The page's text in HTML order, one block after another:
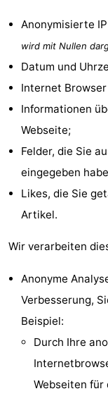
Aussichtspunkte
Attraktionen
Spielplätze
-
Spielplätze
Bowling
Wellness-
Zentren
Sport
Schwimmbader
Anonymisierte
wird mit Nullen
Datum und
Internet
Informationen
Webseite;
Felder, die Sie
eingegeben
Likes, die Sie
Artikel.
Wir verarbeiten
Anonyme
Verbesserung,
Beispiel:
Durch Ihre
Webseiten für